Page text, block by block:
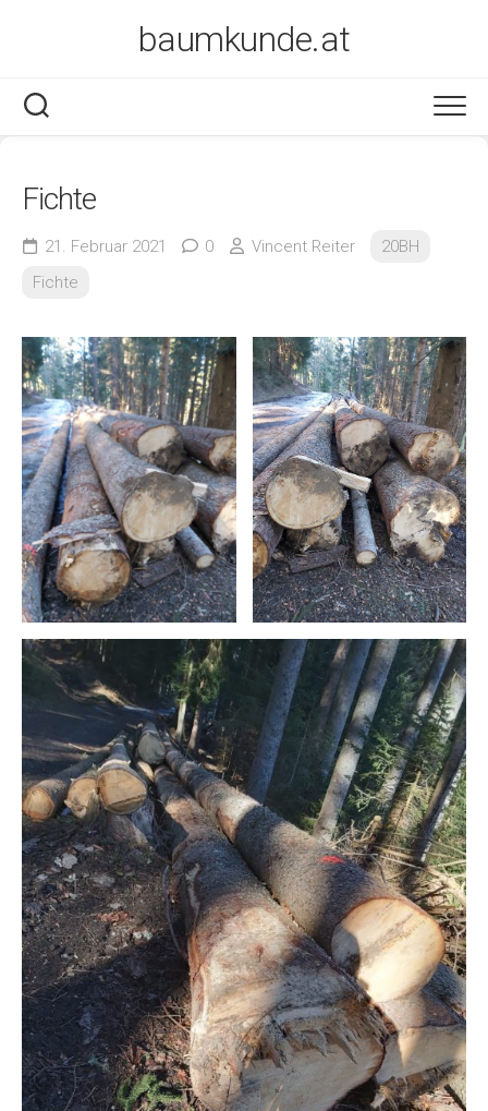
baumkunde.at
Fichte
21. Februar 2021 0 Vincent Reiter
20BH
Fichte